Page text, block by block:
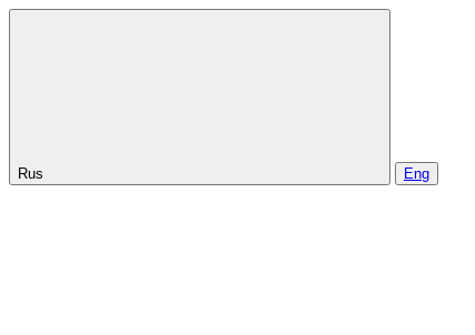
Rus Eng